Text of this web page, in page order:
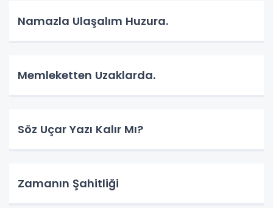
Namazla Ulaşalım Huzura.
Memleketten Uzaklarda.
Söz Uçar Yazı Kalır Mı?
Zamanın Şahitliği